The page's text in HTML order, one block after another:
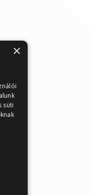
×
süti